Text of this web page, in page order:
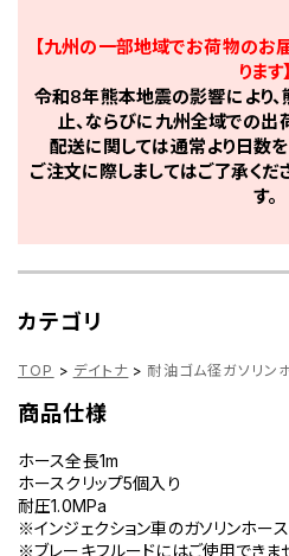
【九州の一部地域でお荷物のお
ります】
令和8年熊本地震の影響により
止、ならびに九州全域での出
配送に関しては通常より日数を
ご注文に際しましてはご了承く
す。
カテゴリ
TOP > デイトナ > 耐油ゴム径ガソリ
商品仕様
ホース全長1m
ホースクリップ5個入り
耐圧1.0MPa
※インジェクション車のガソリンホー
※ブレーキフルードにはご使用できま